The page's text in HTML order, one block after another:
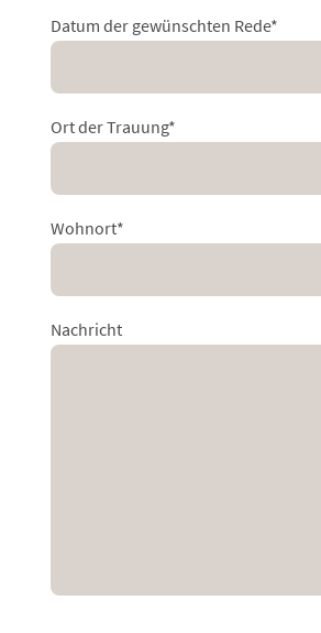
Datum der gewünschten Rede*
Ort der Trauung*
Wohnort*
Nachricht